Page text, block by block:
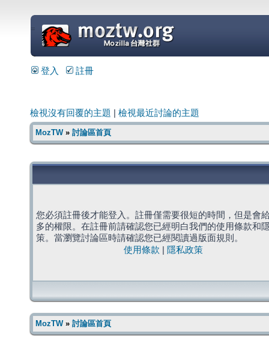
=
登入 註冊
檢視沒有回覆的主題 檢視最近討論的主題
MozTW» 討論區首頁
您必須註冊後才能登入。註冊僅需要很短的時間，但是會
多的權限。在註冊前請確認您已經明白我們的使用條款和
策。當瀏覽討論區時請確認您已經閱讀過版面規則。
使用條款
隱私政策
MozTW» 討論區首頁